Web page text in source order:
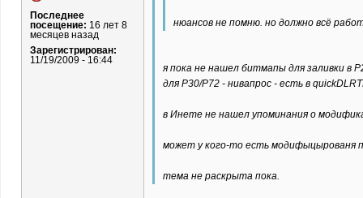
Последнее
посещение: 16 лет 8
месяцев назад
Зарегистрирован:
11/19/2009 - 16:44
нюансов не помню. но должно всё
я пока не нашел битмапы для заливки в
для P30/P72 - нивапрос - есть в
в Инете не нашел упоминания о
может у кого-то есть модифыцырованя
тема не раскрыта пока.